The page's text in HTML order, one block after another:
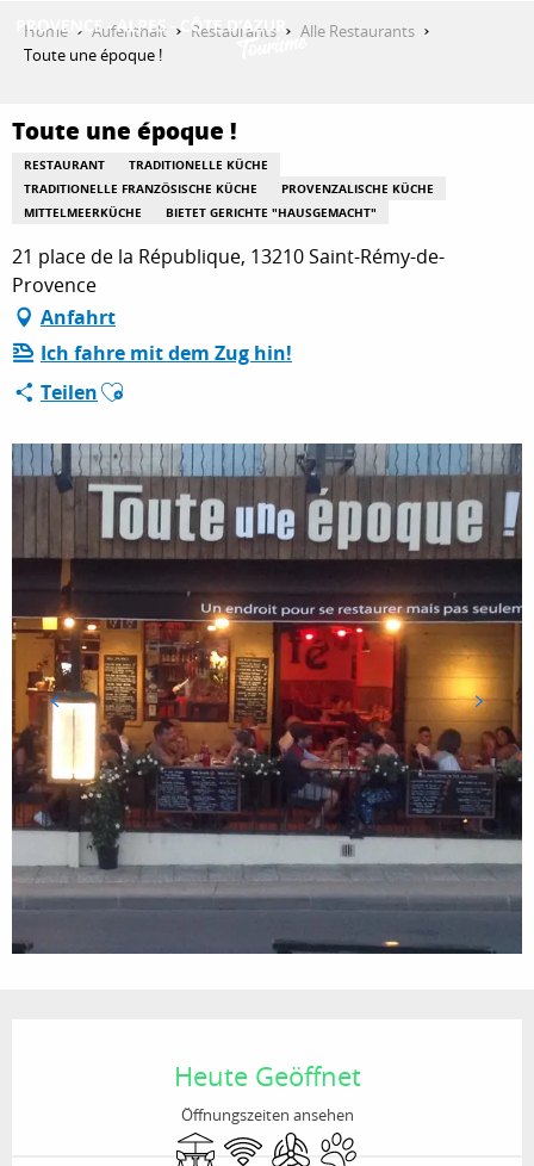
AKTIVITÄTEN
AUFENTHALT
ESPACE PRO
Home Aufenthalt Restaurants
Alle Restaurants
Toute une époque !
Toute une époque !
RESTAURANT
TRADITIONELLE KÜCHE
TRADITIONELLE FRANZÖSISCHE KÜCHE
PROVENZALISCHE KÜCHE
MITTELMEERKÜCHE
BIETET GERICHTE "HAUSGEMACHT"
21 place de la République, 13210 Saint-Rémy-de-
Provence
Anfahrt
Ich fahre mit dem Zug hin!
TeilenAjouter aux favoris
Heute Geöffnet
Öffnungszeiten ansehen
Terrasse
Wi-Fi KlimaanlageTiere erlaubt